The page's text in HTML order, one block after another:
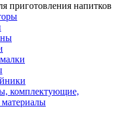
приготовления напитков
комплектующие,